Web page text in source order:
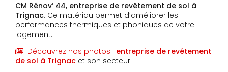
CM Rénov’ 44, entreprise de revêtement de sol à
Trignac. Ce matériau permet d’améliorer les
performances thermiques et phoniques de votre
logement.
Découvrez nos photos : entreprise de revêtement
de sol à Trignac et son secteur.